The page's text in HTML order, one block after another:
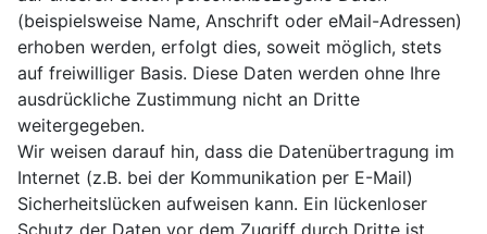
(beispielsweise Name, Anschrift oder eMail-Adressen)
erhoben werden, erfolgt dies, soweit möglich, stets
auf freiwilliger Basis. Diese Daten werden ohne Ihre
ausdrückliche Zustimmung nicht an Dritte
weitergegeben.
Wir weisen darauf hin, dass die Datenübertragung im
Internet (z.B. bei der Kommunikation per E-Mail)
Sicherheitslücken aufweisen kann. Ein lückenloser
Schutz der Daten vor dem Zugriff durch Dritte ist